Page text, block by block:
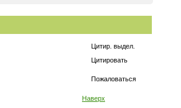
Цитир. выдел.
Цитировать
Пожаловаться
Наверх